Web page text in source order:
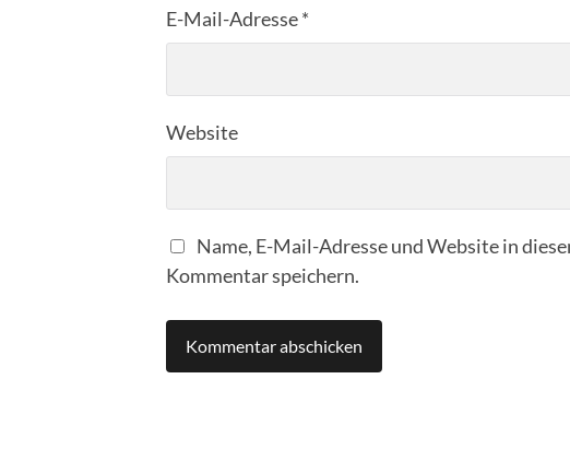
E-Mail-Adresse*
Website
Name, E-Mail-Adresse und Website in
Kommentar speichern.